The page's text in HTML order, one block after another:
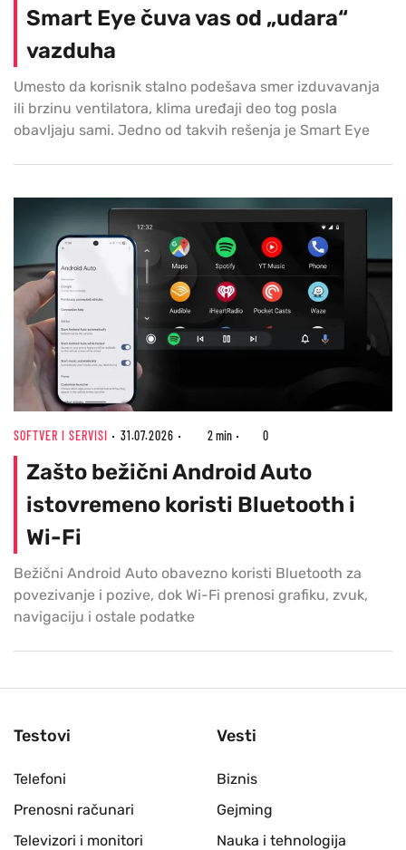
Smart Eye čuva vas od „udara“
vazduha
Umesto da korisnik stalno podešava smer izduvavanja
ili brzinu ventilatora, klima uređaji deo tog posla
obavljaju sami. Jedno od takvih rešenja je Smart Eye
SOFTVER I SERVISI 31.07.2026 2 min 0
Zašto bežični Android Auto
istovremeno koristi Bluetooth i
Wi-Fi
Bežični Android Auto obavezno koristi Bluetooth za
povezivanje i pozive, dok Wi-Fi prenosi grafiku, zvuk,
navigaciju i ostale podatke
Testovi
Telefoni
Prenosni računari
Televizori i monitori
Vesti
Biznis
Gejming
Nauka i tehnologija